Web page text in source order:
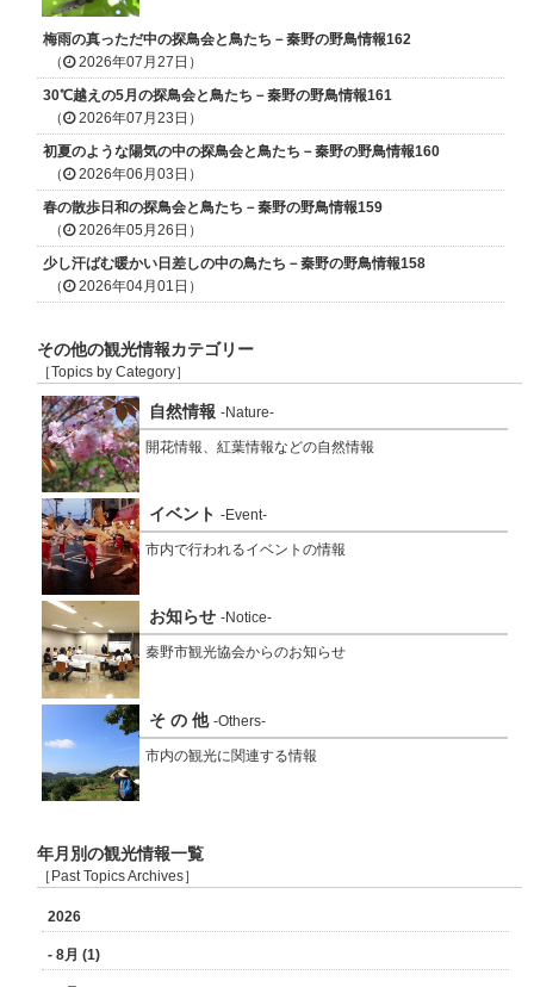
梅雨の真っただ中の探鳥会と鳥たち－秦野の野鳥情報162
（
2026年07月27日）
30℃越えの5月の探鳥会と鳥たち－秦野の野鳥情報161
（
2026年07月23日）
初夏のような陽気の中の探鳥会と鳥たち－秦野の野鳥情報160
（
2026年06月03日）
春の散歩日和の探鳥会と鳥たち－秦野の野鳥情報159
（
2026年05月26日）
少し汗ばむ暖かい日差しの中の鳥たち－秦野の野鳥情報158
（
2026年04月01日）
その他の観光情報カテゴリー
［Topics by Category］
自然情報 -Nature-
開花情報、紅葉情報などの自然情報
イベント -Event-
市内で行われるイベントの情報
お知らせ -Notice-
秦野市観光協会からのお知らせ
そ の 他 -Others-
市内の観光に関連する情報
年月別の観光情報一覧
［Past Topics Archives］
2026
- 8月 (1)